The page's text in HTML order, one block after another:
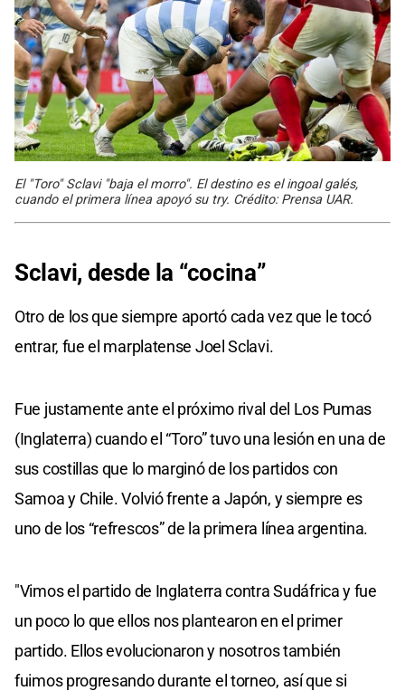
El "Toro" Sclavi "baja el morro". El destino es el ingoal galés,
cuando el primera línea apoyó su try. Crédito: Prensa UAR.
Sclavi, desde la “cocina”
Otro de los que siempre aportó cada vez que le tocó
entrar, fue el marplatense Joel Sclavi.
Fue justamente ante el próximo rival del Los Pumas
(Inglaterra) cuando el “Toro” tuvo una lesión en una de
sus costillas que lo marginó de los partidos con
Samoa y Chile. Volvió frente a Japón, y siempre es
uno de los “refrescos” de la primera línea argentina.
"Vimos el partido de Inglaterra contra Sudáfrica y fue
un poco lo que ellos nos plantearon en el primer
partido. Ellos evolucionaron y nosotros también
fuimos progresando durante el torneo, así que si